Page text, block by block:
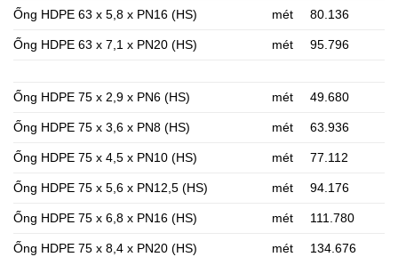
Ống HDPE 63 x 5,8 x PN16 (HS) mét 80.136
Ống HDPE 63 x 7,1 x PN20 (HS) mét 95.796
Ống HDPE 75 x 2,9 x PN6 (HS) mét 49.680
Ống HDPE 75 x 3,6 x PN8 (HS) mét 63.936
Ống HDPE 75 x 4,5 x PN10 (HS) mét 77.112
Ống HDPE 75 x 5,6 x PN12,5 (HS) mét 94.176
Ống HDPE 75 x 6,8 x PN16 (HS) mét 111.780
Ống HDPE 75 x 8,4 x PN20 (HS) mét 134.676